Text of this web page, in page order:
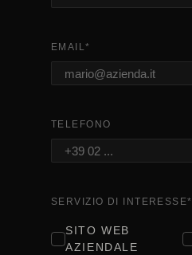
EMAIL*
TELEFONO
SERVIZIO DI INTERESSE*
SITO WEB
AZIENDALE